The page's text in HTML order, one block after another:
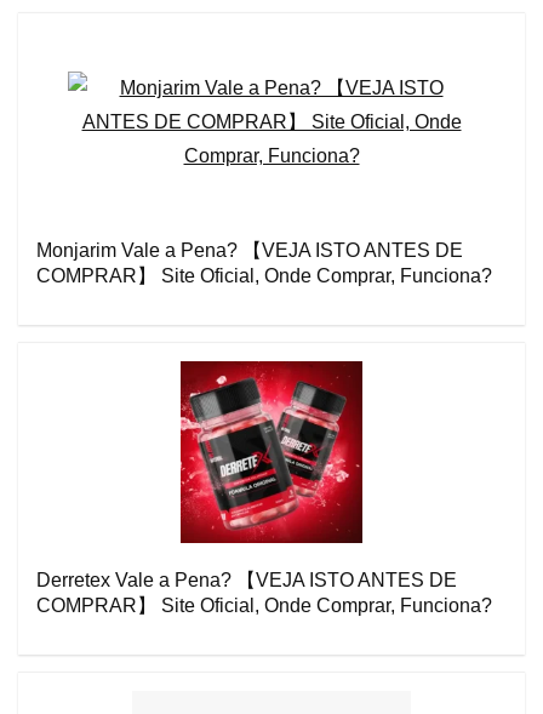
Monjarim Vale a Pena? 【VEJA ISTO ANTES DE
COMPRAR】 Site Oficial, Onde Comprar, Funciona?
Derretex Vale a Pena? 【VEJA ISTO ANTES DE
COMPRAR】 Site Oficial, Onde Comprar, Funciona?